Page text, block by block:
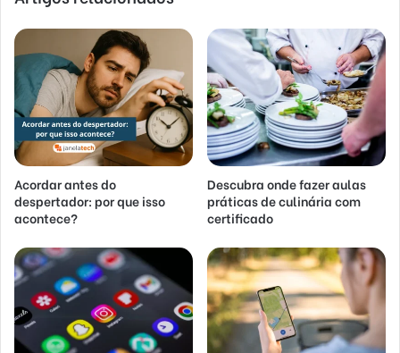
Acordar antes do
despertador: por que isso
acontece?
Descubra onde fazer aulas
práticas de culinária com
certificado